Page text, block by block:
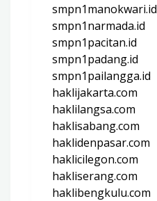
smpn1manokwari.id
smpn1narmada.id
smpn1pacitan.id
smpn1padang.id
smpn1pailangga.id
haklijakarta.com
haklilangsa.com
haklisabang.com
haklidenpasar.com
haklicilegon.com
hakliserang.com
haklibengkulu.com